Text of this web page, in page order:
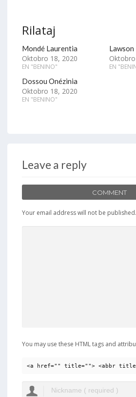
Rilataj
Mondé Laurentia
Oktobro 18, 2020
EN "BENINO"
Lawson
EN
Dossou Onézinia
Oktobro 18, 2020
EN "BENINO"
Leave a reply
COMMENT
Your email address will not be published.
You may use these HTML tags and
<a href="" title=""> <abbr